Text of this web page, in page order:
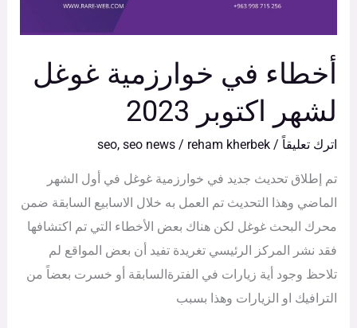
أخطاء في خوارزمية غوغل
لشهر اكتوبر 2023
اترك تعليقاً /
seo, seo news/ reham kherbek
تم إطلاق تحديث جديد في خوارزمية غوغل في أول الشهر
الماضي وهذا التحديث تم العمل به خلال الاسابيع السابقة ضمن
محرك البحث غوغل لكن هناك بعض الأخطاء التي تم اكتشافها
فقد نشر المركز الرئيسي تغريدة تفيد أن بعض المواقع لم
تلاحظ وجود أية زيارات في الفترةالسابقة أو خسرت بعضاً من
الترافيك او الزيارات وهذا بسبب